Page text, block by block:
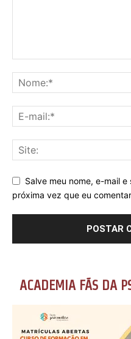
Salve meu nome, e-mail
próxima vez que eu
ACADEMIA FÃS DA